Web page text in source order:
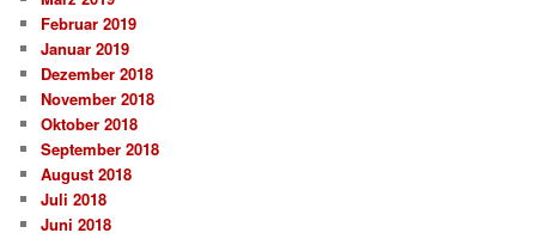
Februar 2019
Januar 2019
Dezember 2018
November 2018
Oktober 2018
September 2018
August 2018
Juli 2018
Juni 2018